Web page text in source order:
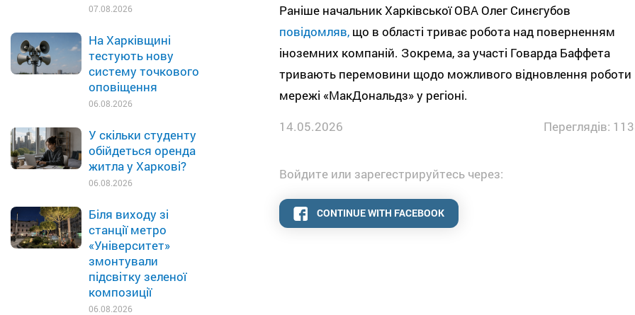
07.08.2026
На Харківщині
тестують нову
систему точкового
оповіщення
06.08.2026
У скільки студенту
обійдеться оренда
житла у Харкові?
06.08.2026
Біля виходу зі
станції метро
«Університет»
змонтували
підсвітку зеленої
композиції
06.08.2026
Раніше начальник Харківської ОВА Олег Синєгубов
повідомляв,що в області триває робота над поверненням
іноземних компаній. Зокрема, за участі Говарда Баффета
тривають перемовини щодо можливого відновлення роботи
мережі «МакДональдз» у регіоні.
14.05.2026
Переглядів:
Войдите или зарегестрируйтесь через:
CONTINUE WITH FACEBOOK